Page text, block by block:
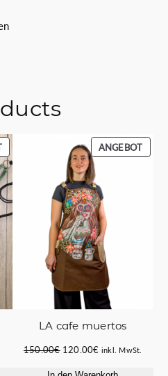
PRODUKT
IM
ANGEBOT
ANGEBOT
IM
LA cafe muertos
150.00€ Ursprünglicher
120.00€Aktueller
inkl. MwSt.